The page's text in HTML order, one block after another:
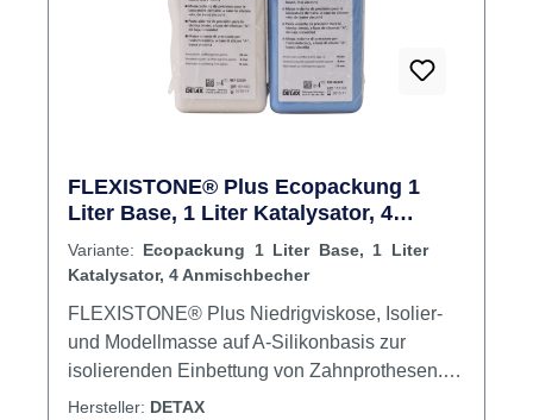
FLEXISTONE® Plus Ecopackung 1
Liter Base, 1 Liter Katalysator, 4
Anmischbecher
Variante: Ecopackung 1 Liter Base, 1 Liter
Katalysator, 4 Anmischbecher
FLEXISTONE® Plus Niedrigviskose, Isolier-
und Modellmasse auf A-Silikonbasis zur
isolierenden Einbettung von Zahnprothesen.
Hohe Standfestigkeit, sehr hohe Endhärte (75
Hersteller: DETAX